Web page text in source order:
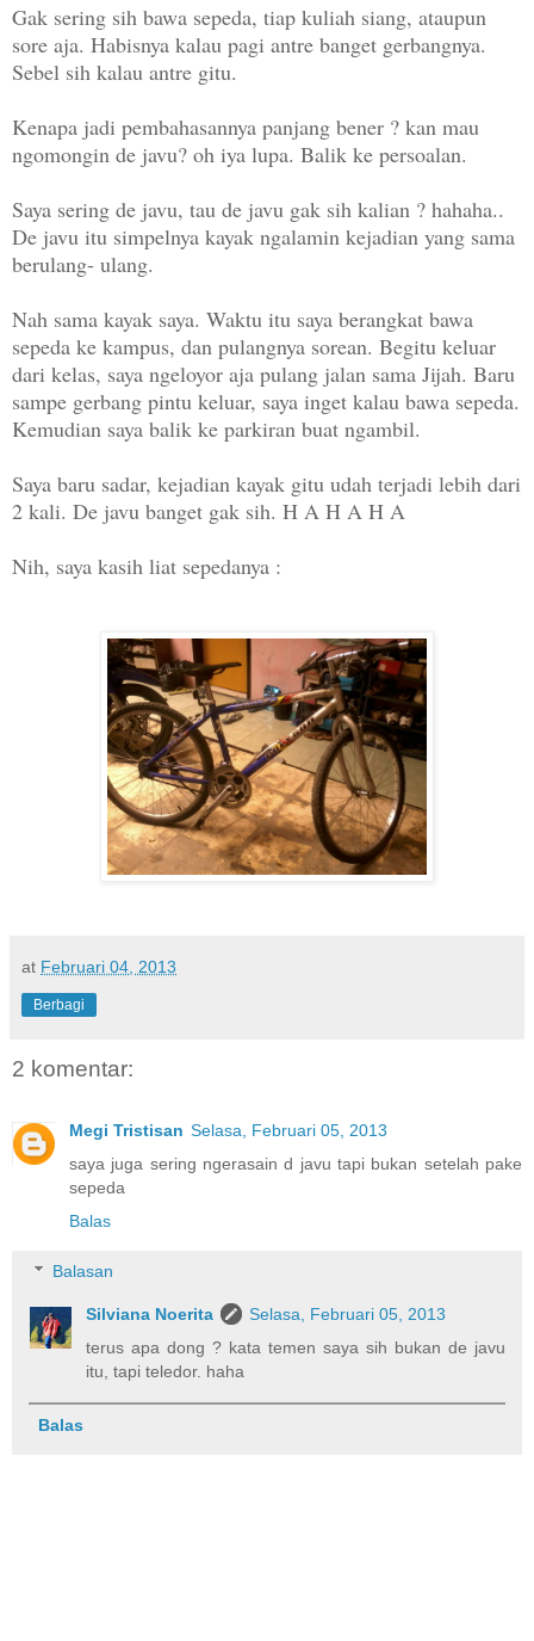
Gak sering sih bawa sepeda, tiap kuliah siang, ataupun
sore aja. Habisnya kalau pagi antre banget gerbangnya.
Sebel sih kalau antre gitu.
Kenapa jadi pembahasannya panjang bener ? kan mau
ngomongin de javu? oh iya lupa. Balik ke persoalan.
Saya sering de javu, tau de javu gak sih kalian ? hahaha..
De javu itu simpelnya kayak ngalamin kejadian yang sama
berulang- ulang.
Nah sama kayak saya. Waktu itu saya berangkat bawa
sepeda ke kampus, dan pulangnya sorean. Begitu keluar
dari kelas, saya ngeloyor aja pulang jalan sama Jijah. Baru
sampe gerbang pintu keluar, saya inget kalau bawa sepeda.
Kemudian saya balik ke parkiran buat ngambil.
Saya baru sadar, kejadian kayak gitu udah terjadi lebih dari
2 kali. De javu banget gak sih. H A H A H A
Nih, saya kasih liat sepedanya :
at Februari 04, 2013
Berbagi
2 komentar:
Megi Tristisan Selasa, Februari 05, 2013
saya juga sering ngerasain d javu tapi bukan setelah pake
sepeda
Balas
Balasan
Silviana Noerita
Selasa, Februari 05, 2013
terus apa dong ? kata temen saya sih bukan de javu
itu, tapi teledor. haha
Balas